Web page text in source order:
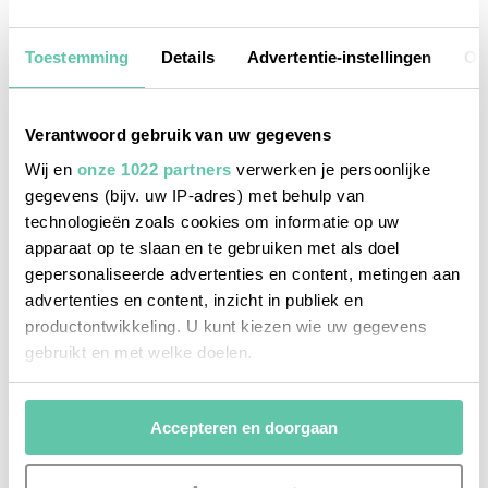
Toestemming Details Advertentie-instellingen
Verantwoord gebruik van uw gegevens
Wij en onze 1022 partners verwerken je persoonlijke
gegevens (bijv. uw IP-adres) met behulp van
technologieën zoals cookies om informatie op uw
apparaat op te slaan en te gebruiken met als doel
gepersonaliseerde advertenties en content, metingen aan
advertenties en content, inzicht in publiek en
productontwikkeling. U kunt kiezen wie uw gegevens
gebruikt en met welke doelen.
Als u het toestaat, willen we ook graag:
Informatie verzamelen over uw geografische
locatie, die tot een paar meter nauwkeurig kan zijn
Accepteren en doorgaan